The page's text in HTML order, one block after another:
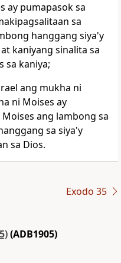
ay pumapasok sa
sa
hanggang siya'y
kaniyang sinalita sa
sa kaniya;
ang mukha ni
ni Moises ay
ang lambong sa
sa siya'y
sa Dios.
Exodo 35
(ADB1905)